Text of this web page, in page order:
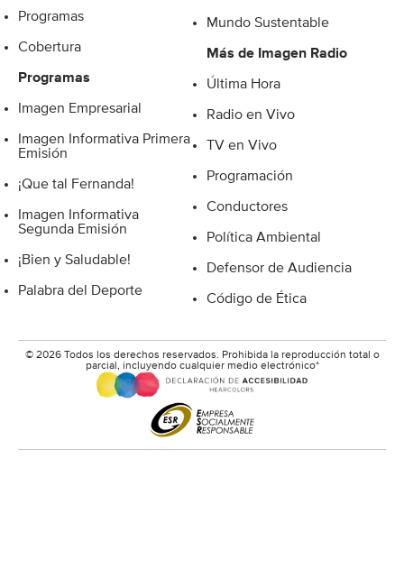
Programas
Cobertura
Programas
Imagen Empresarial
Imagen Informativa Primera
Emisión
¡Que tal Fernanda!
Imagen Informativa
Segunda Emisión
¡Bien y Saludable!
Palabra del Deporte
Mundo Sustentable
Más de Imagen Radio
Última Hora
Radio en Vivo
TV en Vivo
Programación
Conductores
Política Ambiental
Defensor de Audiencia
Código de Ética
© 2026 Todos los derechos reservados. Prohibida la reproducción total o
parcial, incluyendo cualquier medio electrónico*